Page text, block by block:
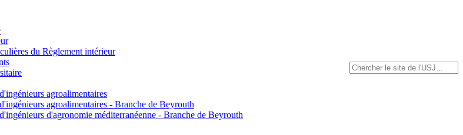
du Règlement intérieur
agroalimentaires
agroalimentaires - Branche de Beyrouth
d'agronomie méditerranéenne - Branche de Beyrouth